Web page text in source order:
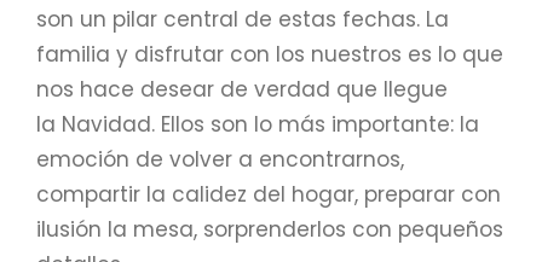
son un pilar central de estas fechas. La
familia y disfrutar con los nuestros es lo que
nos hace desear de verdad que llegue
la Navidad. Ellos son lo más importante: la
emoción de volver a encontrarnos,
compartir la calidez del hogar, preparar con
ilusión la mesa, sorprenderlos con pequeños